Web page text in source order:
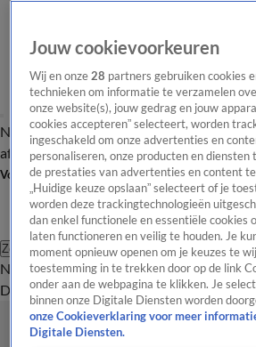
Nieuws van de DagOpinie van de Dag
afleveringVideo's Nieuws van de Dag
Volg Nieuws van de Dag
Zoeken
Nieuws van de DagOpinie van de
Dag
Video'sUitzendingen PodcastPanel
Jouw cookievoorkeuren
Wij en onze28 partners gebruiken cookies
technieken om informatie te verzamelen
onze website(s), jouw gedrag en jouw
cookies accepteren” selecteert, worden
ingeschakeld om onze advertenties en
personaliseren, onze producten en diensten
de prestaties van advertenties en content
„Huidige keuze opslaan” selecteert of je
worden deze trackingtechnologieën
dan enkel functionele en essentiële cookies
laten functioneren en veilig te houden. Je
moment opnieuw openen om je keuzes te
toestemming in te trekken door op de link
onder aan de webpagina te klikken. Je
binnen onze Digitale Diensten worden
onze Cookieverklaring voor meer
Digitale Diensten.